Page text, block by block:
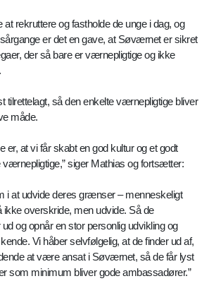
at rekruttere og fastholde de unge i dag, og
er det en gave, at Søværnet er sikret
der så bare er værnepligtige og ikke
tilrettelagt, så den enkelte værnepligtige bliver
måde.
er, at vi får skabt en god kultur og et godt
siger Mathias og fortsætter:
i at udvide deres grænser – menneskeligt
ikke overskride, men udvide. Så de
og opnår en stor personlig udvikling og
Vi håber selvfølgelig, at de finder ud af,
at være ansat i Søværnet, så de får lyst
som minimum bliver gode ambassadører.”